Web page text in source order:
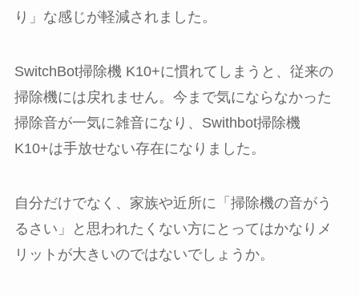
り」な感じが軽減されました。
SwitchBot掃除機 K10+に慣れてしまうと、従来の
掃除機には戻れません。今まで気にならなかった
掃除音が一気に雑音になり、Swithbot掃除機
K10+は手放せない存在になりました。
自分だけでなく、家族や近所に「掃除機の音がう
るさい」と思われたくない方にとってはかなりメ
リットが大きいのではないでしょうか。